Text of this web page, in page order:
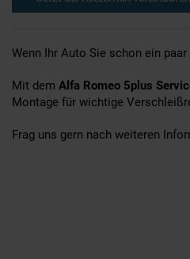
Wenn Ihr Auto Sie schon ein
Mit dem Alfa Romeo 5plus
Montage für wichtige
Frag uns gern nach weiteren